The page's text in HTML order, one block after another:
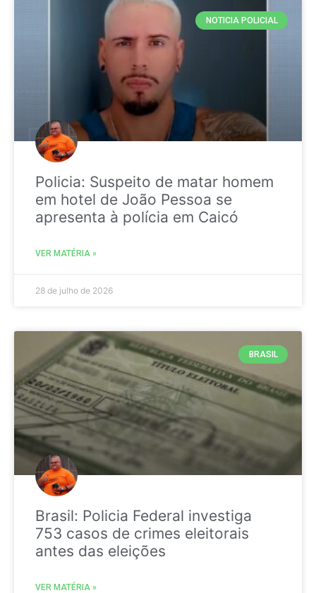
NOTICIA POLICIAL
Policia: Suspeito de matar homem
em hotel de João Pessoa se
apresenta à polícia em Caicó
VER MATÉRIA »
28 de julho de 2026
BRASIL
Brasil: Policia Federal investiga
753 casos de crimes eleitorais
antes das eleições
VER MATÉRIA »